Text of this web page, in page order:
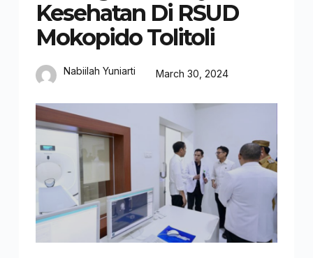
Kesehatan Di RSUD
Mokopido Tolitoli
Nabiilah Yuniarti March 30, 2024